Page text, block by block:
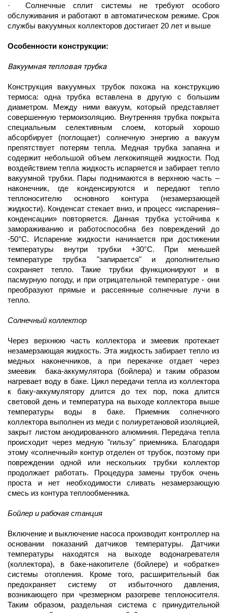
·
Солнечные сплит системы не требуют особого
обслуживания и работают в автоматическом режиме. Срок
службы вакуумных коллекторов достигает 20 лет и выше
Особенности конструкции:
Вакуумная тепловая трубка
Конструкция вакуумных трубок похожа на конструкцию
термоса: одна трубка вставлена в другую с большим
диаметром. Между ними вакуум, который представляет
совершенную термоизоляцию. Внутренняя трубка покрыта
специальным селективным слоем, который хорошо
абсорбирует (поглощает) солнечную энергию а вакуум
препятствует потерям тепла. Медная трубка запаяна и
содержит небольшой объем легкокипящей жидкости. Под
воздействием тепла жидкость испаряется и забирает тепло
вакуумной трубки. Пары поднимаются в верхнюю часть –
наконечник, где конденсируются и передают тепло
теплоносителю основного контура (незамерзающей
жидкости). Конденсат стекает вниз, и процесс «испарения–
конденсации» повторяется. Данная трубка устойчива к
замораживанию и работоспособна без повреждений до
-50°С. Испарение жидкости начинается при достижении
температуры внутри трубки +30°С. При меньшей
температуре трубка "запирается" и дополнительно
сохраняет тепло. Такие трубки функционируют и в
пасмурную погоду, и при отрицательной температуре - они
преобразуют прямые и рассеянные солнечные лучи в
тепло.
Солнечный коллектор
Через верхнюю часть коллектора и змеевик протекает
незамерзающая жидкость. Эта жидкость забирает тепло из
медных наконечников, а при перекачке отдает через
змеевик бака-аккумулятора (бойлера) и таким образом
нагревает воду в баке. Цикл передачи тепла из коллектора
к баку-аккумулятору длится до тех пор, пока длится
световой день и температура на выходе коллектора выше
температуры воды в баке. Приемник солнечного
коллектора выполнен из меди с полиуретановой изоляцией,
закрыт листом анодированного алюминия. Передача тепла
происходит через медную "гильзу" приемника. Благодаря
этому «солнечный» контур отделен от трубок, поэтому при
повреждении одной или нескольких трубки коллектор
продолжает работать. Процедура замены трубок очень
проста и нет необходимости сливать незамерзающую
смесь из контура теплообменника.
Бойлер и рабочая станция
Включение и выключение насоса производит контроллер на
основании показаний датчиков температуры. Датчики
температуры находятся на выходе водонагревателя
(коллектора), в баке-накопителе (бойлере) и «обратке»
системы отопления. Кроме того, расширительный бак
предохраняет систему от избыточного давления,
возникающего при чрезмерном разогреве теплоносителя.
Таким образом, раздельная система с принудительной